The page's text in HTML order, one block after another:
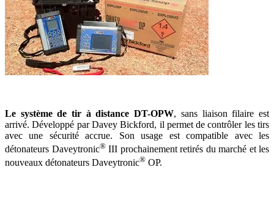
Le système de tir à distance DT-OPW, sans liaison filaire est
arrivé. Développé par Davey Bickford, il permet de contrôler les tirs
avec une sécurité accrue. Son usage est compatible avec les
détonateurs Daveytronic®III prochainement retirés du marché et les
nouveaux détonateurs Daveytronic® OP.